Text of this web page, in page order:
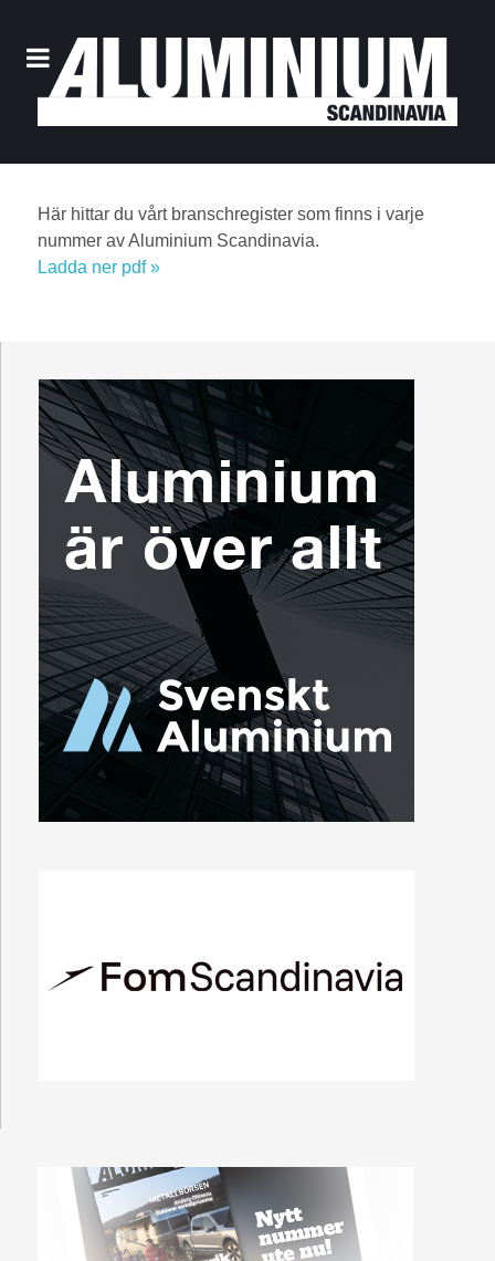
Här hittar du vårt branschregister som finns i varje
nummer av Aluminium Scandinavia.
Ladda ner pdf »